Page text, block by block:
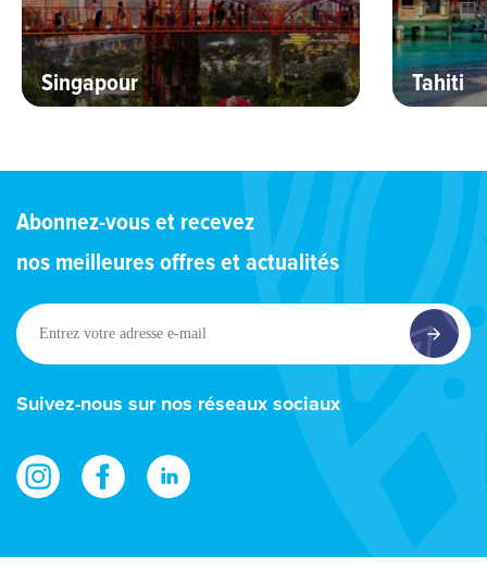
Singapour Tahiti
Abonnez-vous et recevez
nos meilleures offres et actualités
Entrez
votre
adresse
e-
Suivez-nous sur nos réseaux sociaux